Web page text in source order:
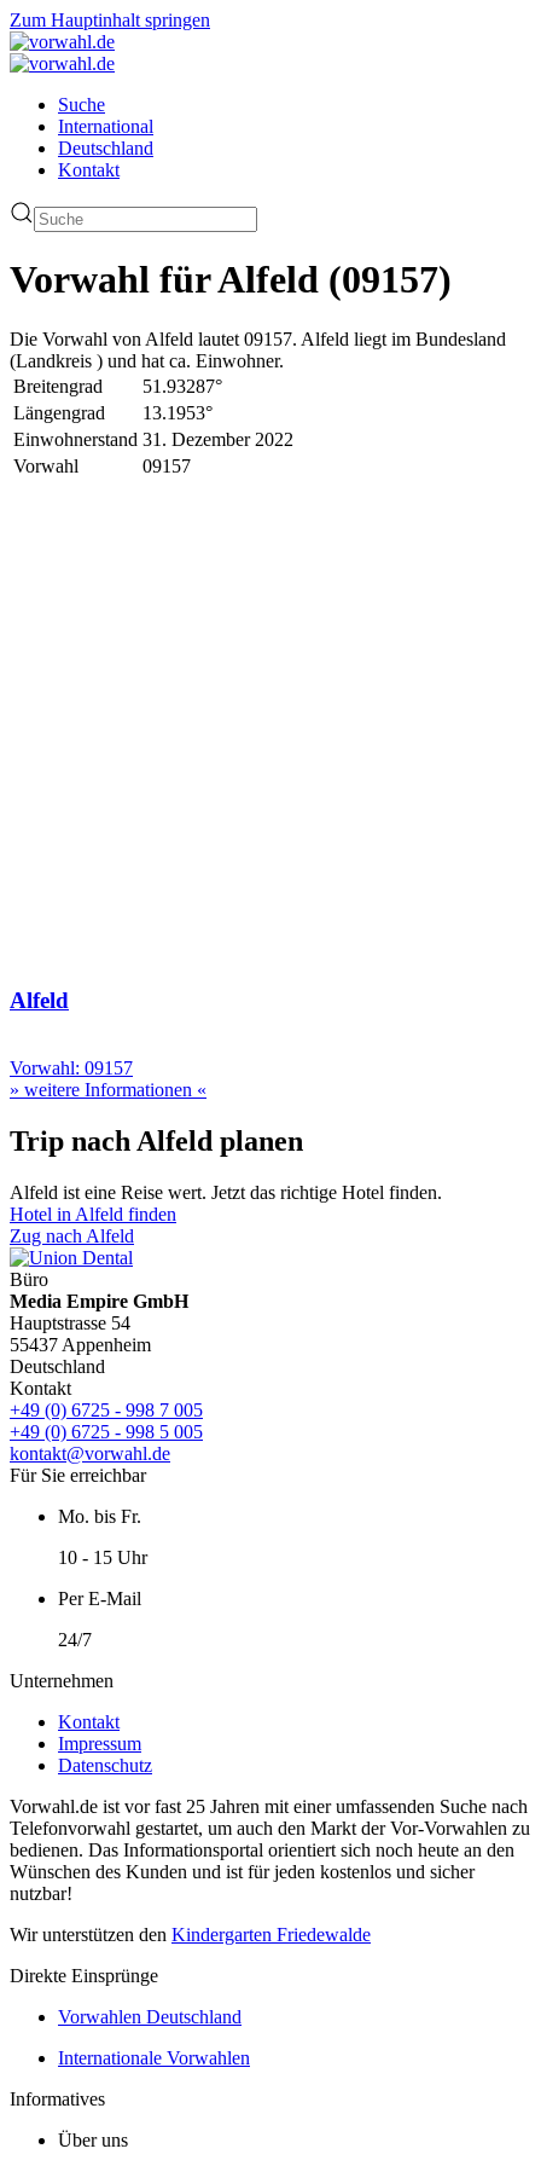
Zum Hauptinhalt springen
Suche
International
Deutschland
Kontakt
Vorwahl für Alfeld (09157)
Die Vorwahl von Alfeld lautet 09157. Alfeld liegt im Bundesland
(Landkreis ) und hat ca. Einwohner.
Breitengrad
51.93287°
Längengrad
13.1953°
Einwohnerstand 31. Dezember 2022
Vorwahl
09157
Alfeld
Vorwahl: 09157
» weitere Informationen «
Trip nach Alfeld planen
Alfeld ist eine Reise wert. Jetzt das richtige Hotel finden.
Hotel in Alfeld finden
Zug nach Alfeld
Büro
Media Empire GmbH
Hauptstrasse 54
55437 Appenheim
Deutschland
Kontakt
+49 (0) 6725 - 998 7 005
+49 (0) 6725 - 998 5 005
kontakt@vorwahl.de
Für Sie erreichbar
Mo. bis Fr.
10 - 15 Uhr
Per E-Mail
24/7
Unternehmen
Kontakt
Impressum
Datenschutz
Vorwahl.de ist vor fast 25 Jahren mit einer umfassenden Suche nach
Telefonvorwahl gestartet, um auch den Markt der Vor-Vorwahlen zu
bedienen. Das Informationsportal orientiert sich noch heute an den
Wünschen des Kunden und ist für jeden kostenlos und sicher
nutzbar!
Wir unterstützen den Kindergarten Friedewalde
Direkte Einsprünge
Vorwahlen Deutschland
Internationale Vorwahlen
Informatives
Über uns